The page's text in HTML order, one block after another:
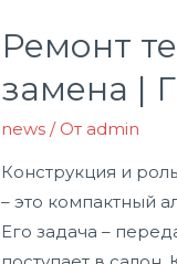
Ремонт
замена |
news / От admin
Конструкция и
– это компактный
Его задача –